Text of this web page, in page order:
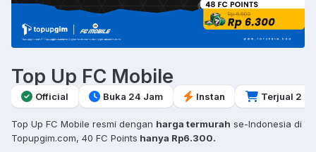
Top Up FC Mobile
Official Buka 24 Jam Instan Terjual 2 rb
Top Up FC Mobile resmi dengan harga termurah se-Indonesia di
Topupgim.com, 40 FC Points hanya Rp6.300.